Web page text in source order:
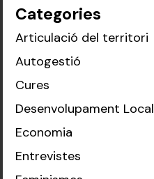
Categories
Articulació del territori
Autogestió
Cures
Desenvolupament Local
Economia
Entrevistes